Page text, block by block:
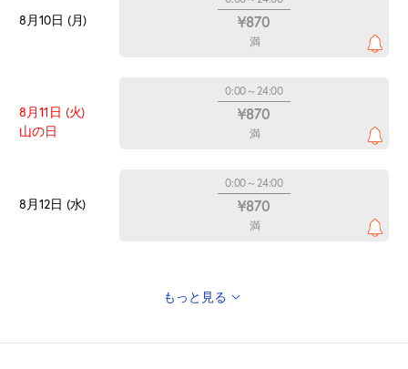
8月10日 (月) ¥870
満
8月11日 (火)
山の日
0:00～24:00
¥870
満
8月12日 (水)
0:00～24:00
¥870
満
もっと見る